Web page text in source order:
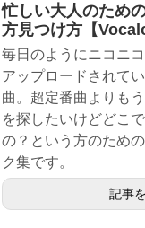
忙しい大人のため
方見つけ方【
毎日のようにニコニ
アップロードされて
曲。超定番曲よりも
を探したいけどどこ
の？という方のため
ク集です。
記事